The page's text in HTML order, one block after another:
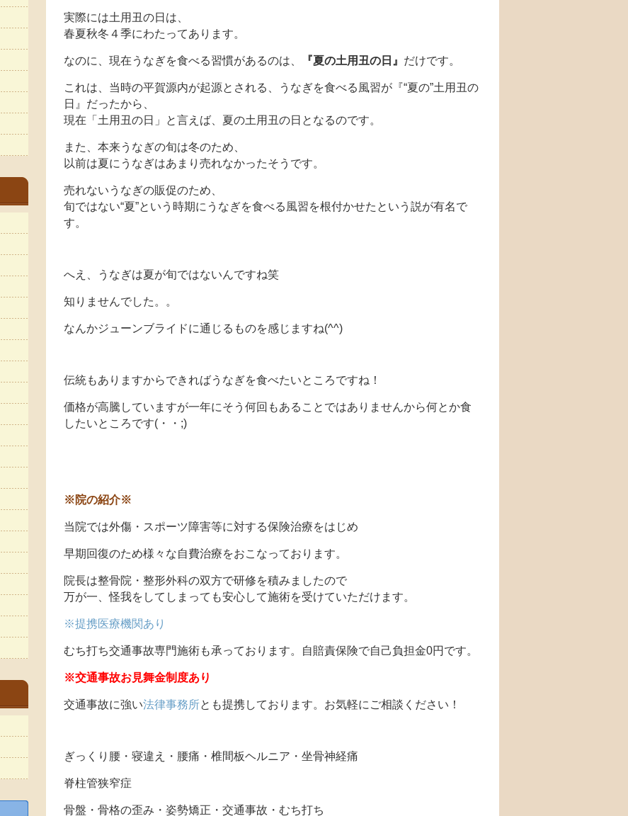
実際には土用丑の日は、
春夏秋冬４季にわたってあります。
なのに、現在うなぎを食べる習慣があるのは、 『夏の土用丑の日』 だけです。
これは、当時の平賀源内が起源とされる、うなぎを食べる風習が『“夏の”土用丑の
日』だったから、
現在「土用丑の日」と言えば、夏の土用丑の日となるのです。
また、本来うなぎの旬は冬のため、
以前は夏にうなぎはあまり売れなかったそうです。
売れないうなぎの販促のため、
旬ではない“夏”という時期にうなぎを食べる風習を根付かせたという説が有名で
す。
へえ、うなぎは夏が旬ではないんですね笑
知りませんでした。。
なんかジューンブライドに通じるものを感じますね(^^)
伝統もありますからできればうなぎを食べたいところですね！
価格が高騰していますが一年にそう何回もあることではありませんから何とか食
したいところです(・・;)
※院の紹介※
当院では外傷・スポーツ障害等に対する保険治療をはじめ
早期回復のため様々な自費治療をおこなっております。
院長は整骨院・整形外科の双方で研修を積みましたので
万が一、怪我をしてしまっても安心して施術を受けていただけます。
※提携医療機関あり
むち打ち交通事故専門施術も承っております。自賠責保険で自己負担金0円です。
※交通事故お見舞金制度あり
交通事故に強い法律事務所とも提携しております。お気軽にご相談ください！
ぎっくり腰・寝違え・腰痛・椎間板ヘルニア・坐骨神経痛
脊柱管狭窄症
骨盤・骨格の歪み・姿勢矯正・交通事故・むち打ち